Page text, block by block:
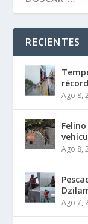
RECIENTES
Ago 8,
Ago 8,
Ago 7,